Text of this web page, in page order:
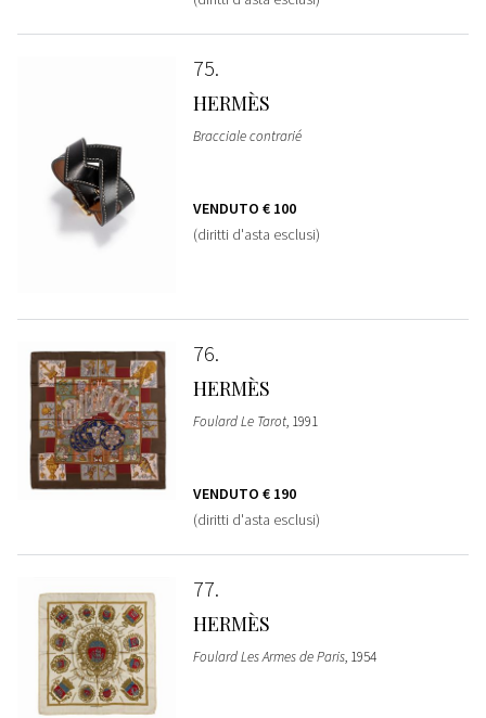
75
HERMÈS
Bracciale contrarié
VENDUTO € 100
(diritti d'asta esclusi)
76
HERMÈS
Foulard Le Tarot, 1991
VENDUTO € 190
(diritti d'asta esclusi)
77
HERMÈS
Foulard Les Armes de Paris, 1954